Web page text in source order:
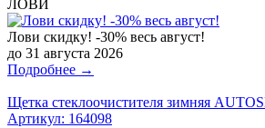
ЛОВИ
Лови скидку! -30% весь август!
до 31 августа 2026
Подробнее →
Щетка стеклоочистителя зимняя
Артикул: 164098